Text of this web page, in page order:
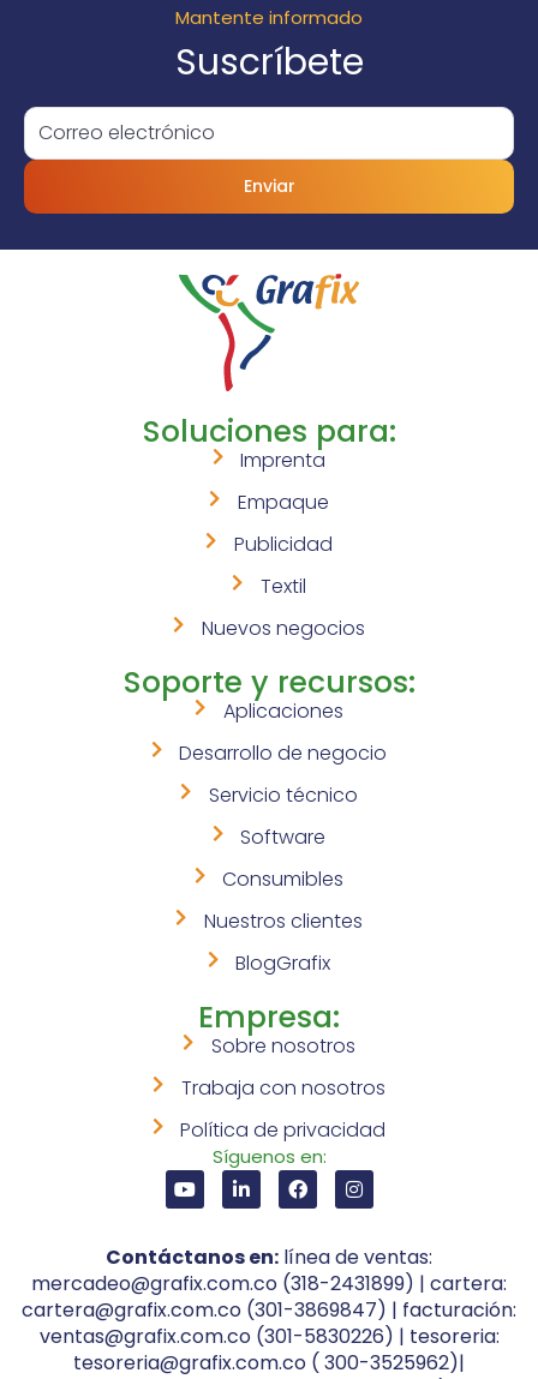
Mantente informado
Suscríbete
Enviar
Soluciones para:
Imprenta
Empaque
Publicidad
Textil
Nuevos negocios
Soporte y recursos:
Aplicaciones
Desarrollo de negocio
Servicio técnico
Software
Consumibles
Nuestros clientes
BlogGrafix
Empresa:
Sobre nosotros
Trabaja con nosotros
Política de privacidad
Síguenos en:
Contáctanos en: línea de ventas:
mercadeo@grafix.com.co (318-2431899) | cartera:
cartera@grafix.com.co (301-3869847) | facturación:
ventas@grafix.com.co (301-5830226) | tesoreria:
tesoreria@grafix.com.co ( 300-3525962)|